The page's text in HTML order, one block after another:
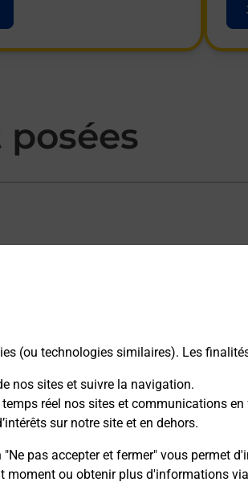
(ou technologies similaires). Les
nos sites et suivre la navigation.
réel nos sites et communications
sur notre site et en dehors.
pas accepter et fermer" vous permet
moment ou obtenir plus d'informations via
bureau de Poste ?
?
conditions ?